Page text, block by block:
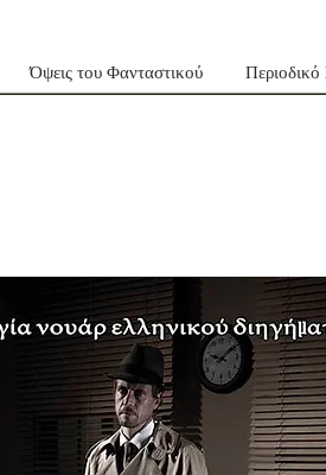
Όψεις του Φανταστικού